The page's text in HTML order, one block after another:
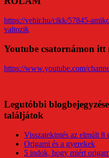
https://vehir.hu/cikk/57845-
valtozik
Youtube csatornámon itt
https://www.youtube.com/
Legutóbbi
találjátok
Visszatekintés az elmúlt 8
Origami és a gyerekek
5 indok, hogy miért